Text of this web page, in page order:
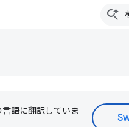
語に翻訳していま